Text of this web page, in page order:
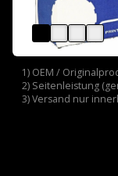
1) OEM /
2) Seitenleistung
3) Versand nur